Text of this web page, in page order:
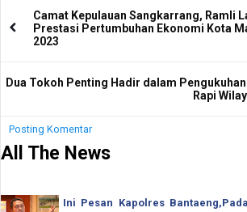
Camat Kepulauan Sangkarrang, Ramli
Prestasi Pertumbuhan Ekonomi Kota
2023
Dua Tokoh Penting Hadir dalam
Rapi
Posting Komentar
All The News
Ini Pesan Kapolres